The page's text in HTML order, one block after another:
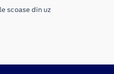
scoase din uz